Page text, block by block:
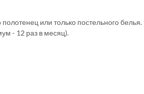
или только постельного белья.
- 12 раз в месяц).